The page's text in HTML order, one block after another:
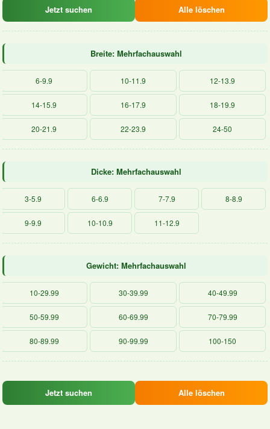
Jetzt suchen Alle löschen
Breite: Mehrfachauswahl
6-9.9 10-11.9 12-13.9
14-15.9 16-17.9 18-19.9
20-21.9 22-23.9 24-50
Dicke: Mehrfachauswahl
3-5.9 6-6.9 7-7.9 8-8.9
9-9.9 10-10.9 11-12.9
Gewicht: Mehrfachauswahl
10-29.99 30-39.99 40-49.99
50-59.99 60-69.99 70-79.99
80-89.99 90-99.99 100-150
Jetzt suchen Alle löschen